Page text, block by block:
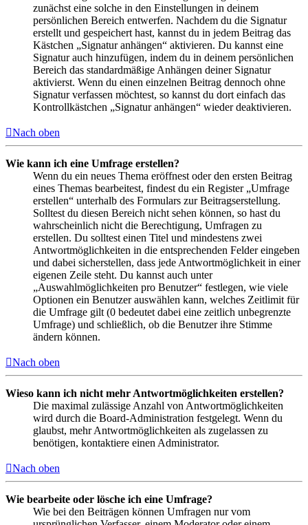
zunächst eine solche in den Einstellungen in deinem
persönlichen Bereich entwerfen. Nachdem du die Signatur
erstellt und gespeichert hast, kannst du in jedem Beitrag das
Kästchen „Signatur anhängen“ aktivieren. Du kannst eine
Signatur auch hinzufügen, indem du in deinem persönlichen
Bereich das standardmäßige Anhängen deiner Signatur
aktivierst. Wenn du einen einzelnen Beitrag dennoch ohne
Signatur verfassen möchtest, so kannst du dort einfach das
Kontrollkästchen „Signatur anhängen“ wieder deaktivieren.
Nach oben
Wie kann ich eine Umfrage erstellen?
Wenn du ein neues Thema eröffnest oder den ersten Beitrag
eines Themas bearbeitest, findest du ein Register „Umfrage
erstellen“ unterhalb des Formulars zur Beitragserstellung.
Solltest du diesen Bereich nicht sehen können, so hast du
wahrscheinlich nicht die Berechtigung, Umfragen zu
erstellen. Du solltest einen Titel und mindestens zwei
Antwortmöglichkeiten in die entsprechenden Felder eingeben
und dabei sicherstellen, dass jede Antwortmöglichkeit in einer
eigenen Zeile steht. Du kannst auch unter
„Auswahlmöglichkeiten pro Benutzer“ festlegen, wie viele
Optionen ein Benutzer auswählen kann, welches Zeitlimit für
die Umfrage gilt (0 bedeutet dabei eine zeitlich unbegrenzte
Umfrage) und schließlich, ob die Benutzer ihre Stimme
ändern können.
Nach oben
Wieso kann ich nicht mehr Antwortmöglichkeiten erstellen?
Die maximal zulässige Anzahl von Antwortmöglichkeiten
wird durch die Board-Administration festgelegt. Wenn du
glaubst, mehr Antwortmöglichkeiten als zugelassen zu
benötigen, kontaktiere einen Administrator.
Nach oben
Wie bearbeite oder lösche ich eine Umfrage?
Wie bei den Beiträgen können Umfragen nur vom